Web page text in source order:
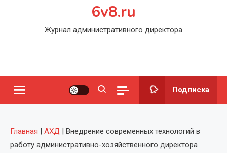
6v8.ru
Журнал административного директора
Подписка
Главная | АХД | Внедрение современных технологий в
работу административно-хозяйственного директора